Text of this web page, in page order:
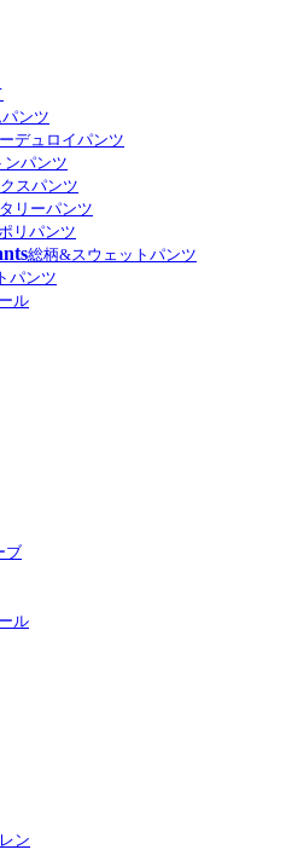
ンツ
デュロイパンツ
ンパンツ
スパンツ
リーパンツ
リパンツ
総柄&スウェットパンツ
パンツ
ル
ブ
ル
ン